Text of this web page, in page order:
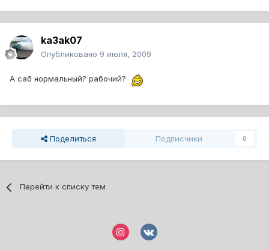
ka3ak07
Опубликовано 9 июля, 2009
А саб нормальный? рабочий?
Поделиться Подписчики 0
Перейти к списку тем